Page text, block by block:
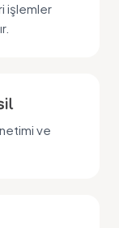
işlemler
ve